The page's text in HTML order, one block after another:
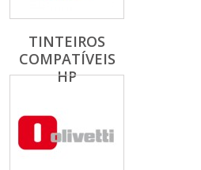
TINTEIROS
COMPATÍVEIS
HP